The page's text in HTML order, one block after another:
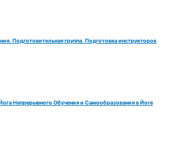
Подготовительная группа. Подготовка инструкторов
Непрерывного Обучения и Самообразования в Йоге